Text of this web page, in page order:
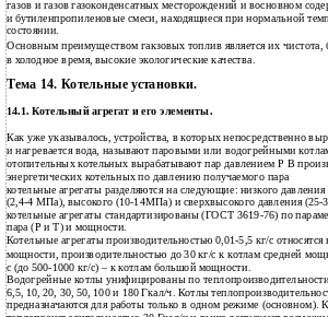
газов и газов газоконденсатных месторождений и восновном
и бутиленпропиленовые смеси, находящиеся при нормальной
состоянии.
Основным преимуществом гакзовых топлив является их чистота,
в холодное время, высокие экологические качества.
Тема 14. Котельные установки.
14.1. Котельный агрегат и его элементы.
Как уже указывалось, устройства, в которых непосредственно
и нагревается вода, называют паровыми или водогрейными
отопительных котельных вырабатывают пар давлением Р В
энергетических котельных по давлению получаемого пара
котельные агрегаты разделяются на следующие: низкого
(2,4-4 МПа), высокого (10-14МПа) и сверхвысокого давления
котельные агрегаты стандартизированы (ГОСТ 3619-76) по
пара (Р и Т) и мощности.
Котельные агрегаты производительностью 0,01-5,5 кг/с относятся
мощности, производительностью до 30 кг/с к котлам средней
с (до 500-1000 кг/с) – к котлам большой мощности.
Водогрейные котлы унифицированы по
6,5, 10, 20, 30, 50, 100 и 180 Гкал/ч. Котлы
предназначаются для работы только в одном режиме (основном).